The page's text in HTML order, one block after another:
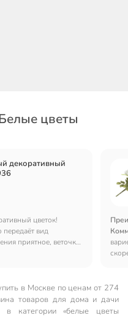
цветы
декоративный
цветок!
вид
приятное, веточка
Покупкой
и ожиданиям.
в Москве по ценам от 274
товаров для дома и дачи
в категории «белые цветы